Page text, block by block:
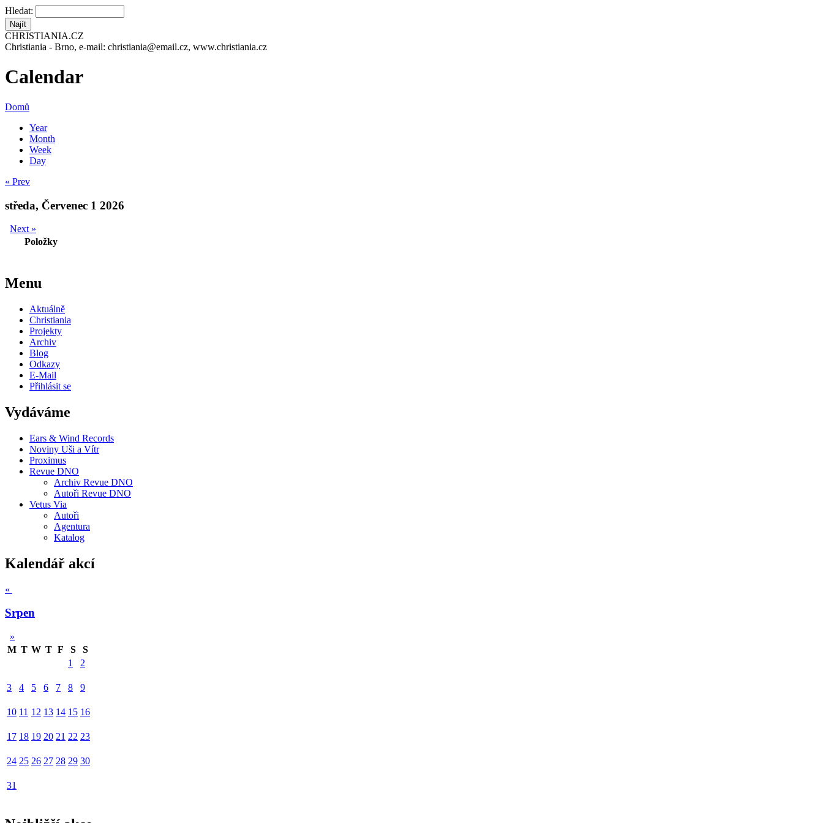
Hledat:
CHRISTIANIA.CZ
Christiania - Brno, e-mail: christiania@email.cz, www.christiania.cz
Calendar
Domů
Year
Month
Week
Day
« Prev
středa, Červenec 1 2026
Next »
Položky
Menu
Aktuálně
Christiania
Projekty
Archiv
Blog
Odkazy
E-Mail
Přihlásit se
Vydáváme
Ears & Wind Records
Noviny Uši a Vítr
Proximus
Revue DNO
Archiv Revue DNO
Autoři Revue DNO
Vetus Via
Autoři
Agentura
Katalog
Kalendář akcí
«
Srpen
»
M T W T F S
S
1
2
3 4 5 6 7 8 9
10 11 12 13 14 15 16
17 18 19 20 21 22 23
24 25 26 27 28 29 30
31